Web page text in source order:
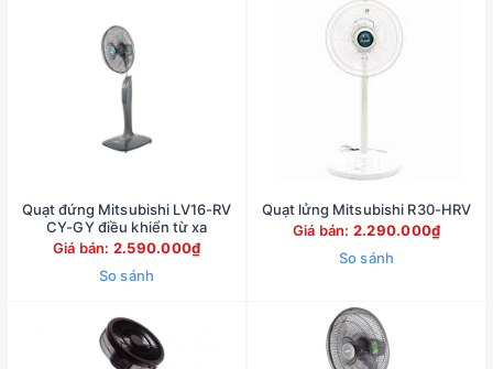
Quạt đứng Mitsubishi LV16-RV
CY-GY điều khiển từ xa
Giá bán: 2.590.000₫
So sánh
Quạt lửng Mitsubishi R30-HRV
Giá bán: 2.290.000₫
So sánh